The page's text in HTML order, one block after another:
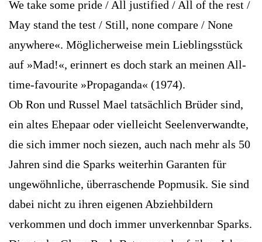
We take some pride / All justified / All of the rest /
May stand the test / Still, none compare / None
anywhere«. Möglicherweise mein Lieblingsstück
auf »Mad!«, erinnert es doch stark an meinen All-
time-favourite »Propaganda« (1974).
Ob Ron und Russel Mael tatsächlich Brüder sind,
ein altes Ehepaar oder vielleicht Seelenverwandte,
die sich immer noch siezen, auch nach mehr als 50
Jahren sind die Sparks weiterhin Garanten für
ungewöhnliche, überraschende Popmusik. Sie sind
dabei nicht zu ihren eigenen Abziehbildern
verkommen und doch immer unverkennbar Sparks.